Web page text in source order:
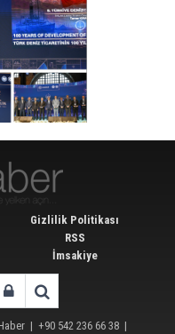
Gizlilik Politikası
RSS
İmsakiye
| +90 542 236 66 38 |